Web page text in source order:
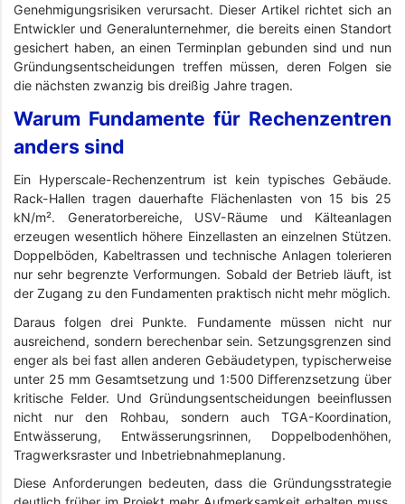
Genehmigungsrisiken verursacht. Dieser Artikel richtet sich an
Entwickler und Generalunternehmer, die bereits einen Standort
gesichert haben, an einen Terminplan gebunden sind und nun
Gründungsentscheidungen treffen müssen, deren Folgen sie
die nächsten zwanzig bis dreißig Jahre tragen.
Warum Fundamente für Rechenzentren
anders sind
Ein Hyperscale-Rechenzentrum ist kein typisches Gebäude.
Rack-Hallen tragen dauerhafte Flächenlasten von 15 bis 25
kN/m². Generatorbereiche, USV-Räume und Kälteanlagen
erzeugen wesentlich höhere Einzellasten an einzelnen Stützen.
Doppelböden, Kabeltrassen und technische Anlagen tolerieren
nur sehr begrenzte Verformungen. Sobald der Betrieb läuft, ist
der Zugang zu den Fundamenten praktisch nicht mehr möglich.
Daraus folgen drei Punkte. Fundamente müssen nicht nur
ausreichend, sondern berechenbar sein. Setzungsgrenzen sind
enger als bei fast allen anderen Gebäudetypen, typischerweise
unter 25 mm Gesamtsetzung und 1:500 Differenzsetzung über
kritische Felder. Und Gründungsentscheidungen beeinflussen
nicht nur den Rohbau, sondern auch TGA-Koordination,
Entwässerung, Entwässerungsrinnen, Doppelbodenhöhen,
Tragwerksraster und Inbetriebnahmeplanung.
Diese Anforderungen bedeuten, dass die Gründungsstrategie